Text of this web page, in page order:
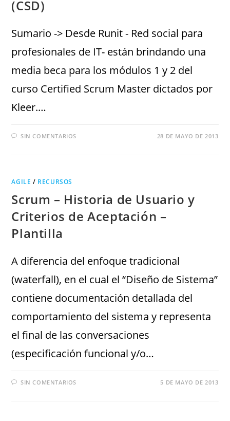
(CSD)
Sumario -> Desde Runit - Red social para
profesionales de IT- están brindando una
media beca para los módulos 1 y 2 del
curso Certified Scrum Master dictados por
Kleer.…
SIN COMENTARIOS 28 DE MAYO DE 2013
AGILE / RECURSOS
Scrum – Historia de Usuario y
Criterios de Aceptación –
Plantilla
A diferencia del enfoque tradicional
(waterfall), en el cual el “Diseño de Sistema”
contiene documentación detallada del
comportamiento del sistema y representa
el final de las conversaciones
(especificación funcional y/o…
SIN COMENTARIOS 5 DE MAYO DE 2013